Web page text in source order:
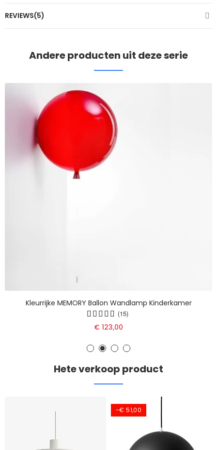
REVIEWS(5)
Andere producten uit deze serie
Kleurrijke MEMORY Ballon Wandlamp Kinderkamer
(15)
€ 123,00
Hete verkoop product
-€ 51,00